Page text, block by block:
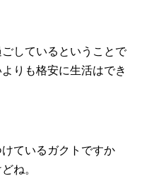
しているということで
りも格安に生活はでき
ているガクトですか
ね。